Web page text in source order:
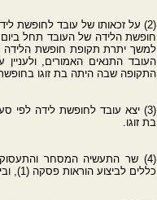
למשך יתרת תקופת חופשת הלידה
העובד התנאים האמורים,
התקופה שבה היתה בת זוגו
(3) יצא עובד לחופשת לידה לפי
בת זוגו.
(4) שר התעשיה המסחר
כללים לביצוע הוראות פסקה (1), ובין השאר, כללים בדבר חובת מסירת הודעה למעסיק על ידי העובד.